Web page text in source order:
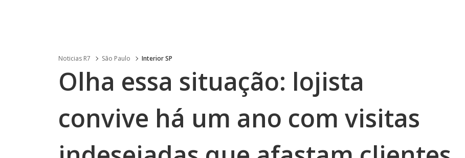
Noticias R7 São Paulo Interior SP
Olha essa situação: lojista
convive há um ano com visitas